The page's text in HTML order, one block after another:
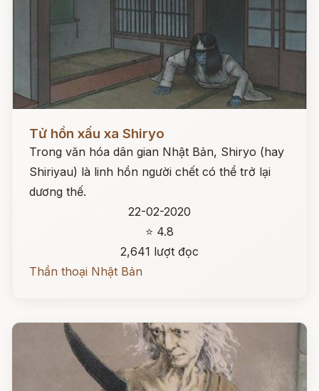
Đọc ngay
Tử hồn xấu xa Shiryo
Trong văn hóa dân gian Nhật Bản, Shiryo (hay
Shiriyau) là linh hồn người chết có thể trở lại
dương thế.
22-02-2020
⭐ 4.8
2,641 lượt đọc
Thần thoại Nhật Bản